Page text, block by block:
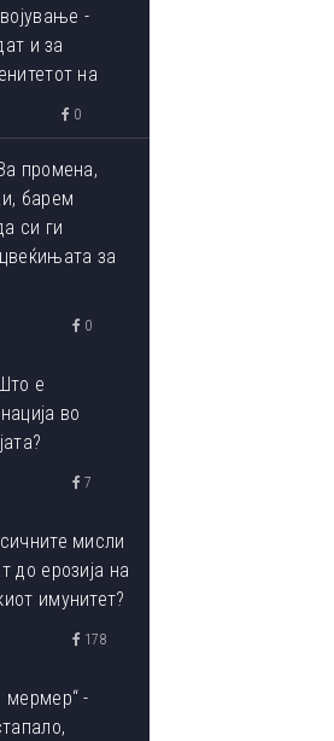
-
и за
на
0
промена,
барем
си ги
за
0
е
во
7
мисли
до ерозија на
имунитет?
178
мермер“ -